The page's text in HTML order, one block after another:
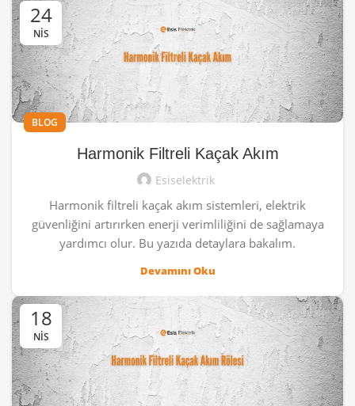
24
NIS
BLOG
Harmonik Filtreli Kaçak Akım
Esiselektrik
Harmonik filtreli kaçak akım sistemleri, elektrik
güvenliğini artırırken enerji verimliliğini de sağlamaya
yardımcı olur. Bu yazıda detaylara bakalım.
Devamını Oku
18
NIS